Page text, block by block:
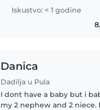
pomoći i biti maksimalno
angažiran. Strpljiv sam,
odgovoran i spreman
Iskustvo: < 1 godine
Danica
Dadilja u Pula
I dont have a baby but i
my 2 nephew and 2 niece.